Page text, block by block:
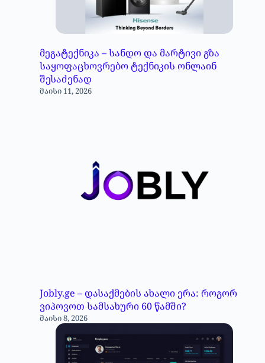
მეგატექნიკა – სანდო და მარტივი გზა
საყოფაცხოვრებო ტექნიკის ონლაინ
შესაძენად
მაისი 11, 2026
Jobly.ge – დასაქმების ახალი ერა: როგორ
ვიპოვოთ სამსახური 60 წამში?
მაისი 8, 2026